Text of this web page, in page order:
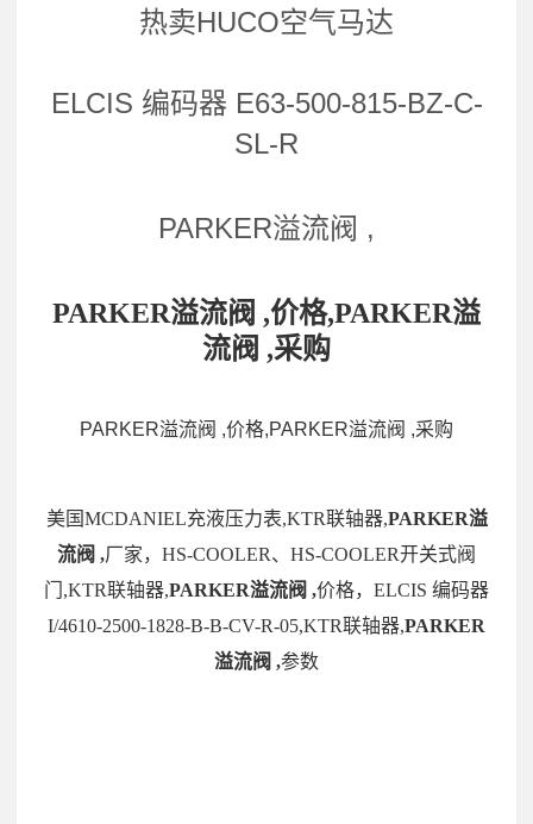
热卖HUCO空气马达
ELCIS 编码器 E63-500-815-BZ-C-
SL-R
PARKER溢流阀 ,
PARKER溢流阀 ,价格,PARKER溢
流阀 ,采购
PARKER溢流阀 ,价格,PARKER溢流阀 ,采购
美国MCDANIEL充液压力表,KTR联轴器,PARKER溢
流阀 ,厂家，HS-COOLER、HS-COOLER开关式阀
门,KTR联轴器,PARKER溢流阀 ,价格，ELCIS 编码器
I/4610-2500-1828-B-B-CV-R-05,KTR联轴器,PARKER
溢流阀 ,参数